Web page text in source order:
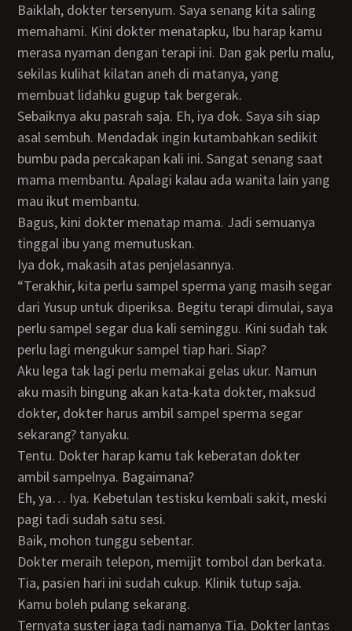
Baiklah, dokter tersenyum. Saya senang kita saling
memahami. Kini dokter menatapku, Ibu harap kamu
merasa nyaman dengan terapi ini. Dan gak perlu malu,
sekilas kulihat kilatan aneh di matanya, yang
membuat lidahku gugup tak bergerak.
Sebaiknya aku pasrah saja. Eh, iya dok. Saya sih siap
asal sembuh. Mendadak ingin kutambahkan sedikit
bumbu pada percakapan kali ini. Sangat senang saat
mama membantu. Apalagi kalau ada wanita lain yang
mau ikut membantu.
Bagus, kini dokter menatap mama. Jadi semuanya
tinggal ibu yang memutuskan.
Iya dok, makasih atas penjelasannya.
“Terakhir, kita perlu sampel sperma yang masih segar
dari Yusup untuk diperiksa. Begitu terapi dimulai, saya
perlu sampel segar dua kali seminggu. Kini sudah tak
perlu lagi mengukur sampel tiap hari. Siap?
Aku lega tak lagi perlu memakai gelas ukur. Namun
aku masih bingung akan kata-kata dokter, maksud
dokter, dokter harus ambil sampel sperma segar
sekarang? tanyaku.
Tentu. Dokter harap kamu tak keberatan dokter
ambil sampelnya. Bagaimana?
Eh, ya… Iya. Kebetulan testisku kembali sakit, meski
pagi tadi sudah satu sesi.
Baik, mohon tunggu sebentar.
Dokter meraih telepon, memijit tombol dan berkata.
Tia, pasien hari ini sudah cukup. Klinik tutup saja.
Kamu boleh pulang sekarang.
Ternyata suster jaga tadi namanya Tia. Dokter lantas